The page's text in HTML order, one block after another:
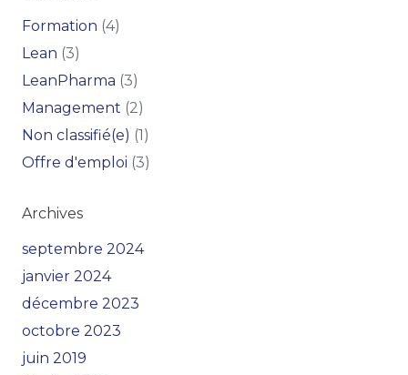
Formation (4)
Lean (3)
LeanPharma (3)
Management (2)
Non classifié(e) (1)
Offre d'emploi (3)
Archives
septembre 2024
janvier 2024
décembre 2023
octobre 2023
juin 2019